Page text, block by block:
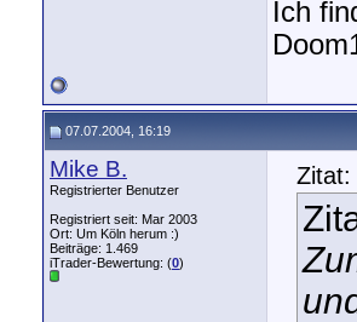
Ich
07.07.2004, 16:19
Mike B.
Registrierter Benutzer
Registriert seit: Mar 2003
Ort: Um Köln herum :)
Beiträge: 1.469
iTrader-Bewertung: (0)
Zitat: